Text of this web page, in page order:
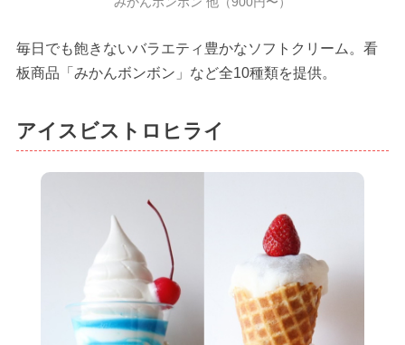
毎日でも飽きないバラエティ豊かなソフトクリーム。看
板商品「みかんボンボン」など全10種類を提供。
アイスビストロヒライ